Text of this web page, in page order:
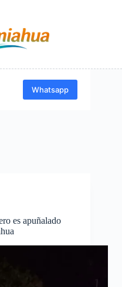
Whatsapp
es apuñalado